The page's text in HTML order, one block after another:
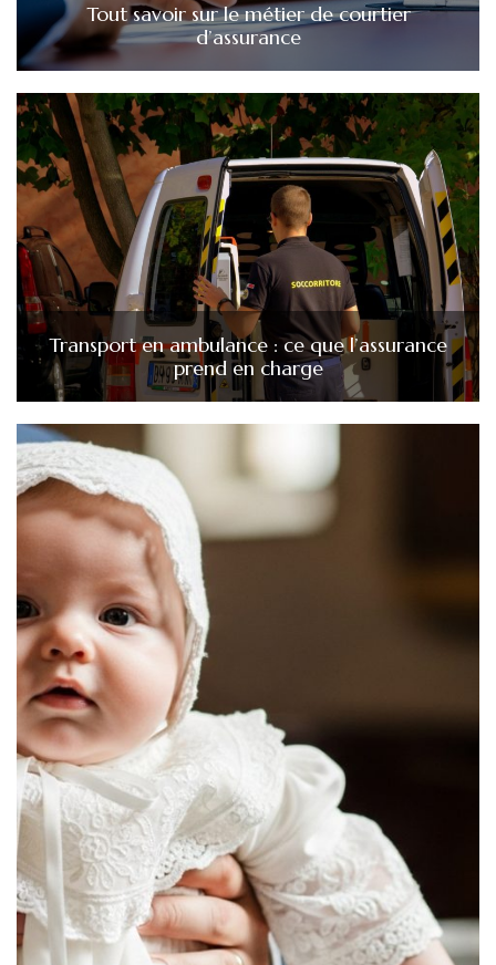
Tout savoir sur le métier de courtier
d’assurance
Transport en ambulance : ce que l’assurance
prend en charge